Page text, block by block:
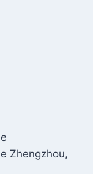
Zhengzhou,